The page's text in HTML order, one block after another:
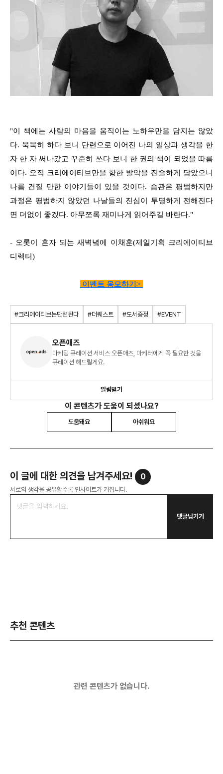
"이 책에는 사람의 마음을 움직이는 노하우만을 담지는 않았
다. 묵묵히 하다 보니 단련으로 이어진 나의 일상과 생각을 한
자 한 자 써나갔고 꾸준히 쓰다 보니 한 권의 책이 되었을 따름
이다. 오직 크리에이티브만을 향한 발악을 진솔하게 담았으니
나름 건질 만한 이야기들이 있을 것이다. 습관은 평범하지만
과정은 평범하지 않았던 나날들의 진심이 투명하게 전해진다
면 더없이 좋겠다. 아무쪼록 재미나게 읽어주길 바란다."
- 오롯이 혼자 되는 새벽녘에 이채훈(제일기획 크리에이티브
디렉터)
이벤트 응모하기>
#크리에이티브는단련된다 #더퀘스트 #도서증정 #EVENT
오픈애즈
마케팅 큐레이션 서비스 오픈애즈, 마케터에게 꼭 필요한 것을
큐레이션 해드릴게요.
알림받기
이 콘텐츠가 도움이 되셨나요?
도움돼요 아쉬워요
이 글에 대한 의견을 남겨주세요! 0
서로의 생각을 공유할수록 인사이트가 커집니다.
댓글남기기
추천 콘텐츠
관련 콘텐츠가 없습니다.